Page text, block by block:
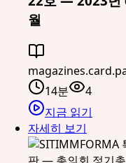
월
14분
4
지금 읽기
자세히 보기